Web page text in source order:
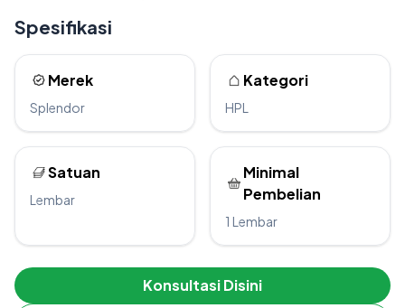
Spesifikasi
Merek
Splendor
Kategori
HPL
Satuan
Lembar
Minimal
Pembelian
1 Lembar
Konsultasi Disini